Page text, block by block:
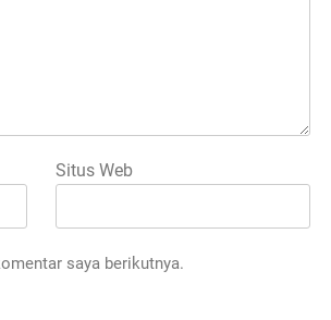
Situs Web
saya berikutnya.